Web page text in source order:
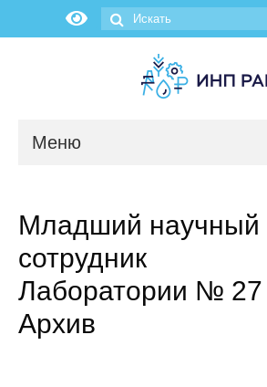
Меню
О нас
Об институте
Научные подразделения
Младший научный
сотрудник
Лаборатории №
Архив